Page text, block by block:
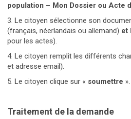
population – Mon Dossier ou Acte
3. Le citoyen sélectionne son
(français, néerlandais ou allemand) et
pour les actes).
4. Le citoyen remplit les différents
et adresse email).
5. Le citoyen clique sur « soumettre ».
Traitement de la demande